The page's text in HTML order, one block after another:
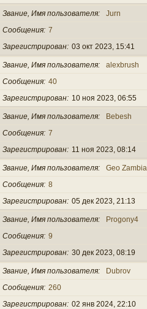
Звание, Имя пользователя
Jurn
Сообщения 7
Зарегистрирован 03 окт 2023, 15:41
Звание, Имя пользователя
alexbrush
Сообщения 40
Зарегистрирован
10 ноя 2023, 06:55
Звание, Имя пользователя
Bebesh
Сообщения 7
Зарегистрирован
11 ноя 2023, 08:14
Звание, Имя пользователя
Geo Zambia
Сообщения 8
Зарегистрирован 05 дек 2023, 21:13
Звание, Имя пользователя
Progony4
Сообщения 9
Зарегистрирован 30 дек 2023, 08:19
Звание, Имя пользователя
Dubrov
Сообщения 260
Зарегистрирован 02 янв 2024, 22:10